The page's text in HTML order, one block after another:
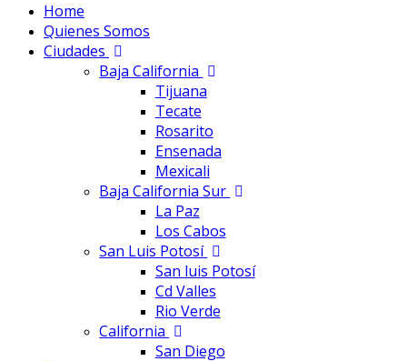
Home
Quienes Somos
Ciudades
Baja California
Tijuana
Tecate
Rosarito
Ensenada
Mexicali
Baja California Sur
La Paz
Los Cabos
San Luis Potosí
San luis Potosí
Cd Valles
Rio Verde
California
San Diego